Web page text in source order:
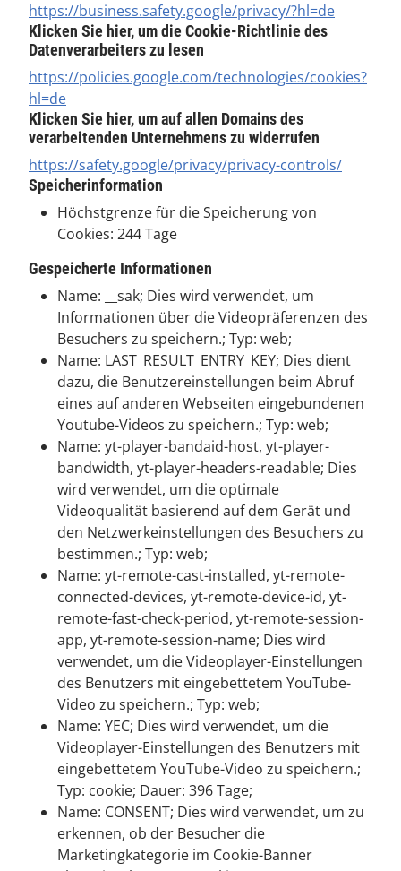
https://business.safety.google/privacy/?hl=de
Klicken Sie hier, um die Cookie-Richtlinie des
Datenverarbeiters zu lesen
https://policies.google.com/technologies/cookies?
hl=de
Klicken Sie hier, um auf allen Domains des
verarbeitenden Unternehmens zu widerrufen
https://safety.google/privacy/privacy-controls/
Speicherinformation
Höchstgrenze für die Speicherung von
Cookies: 244 Tage
Gespeicherte Informationen
Name: __sak; Dies wird verwendet, um
Informationen über die Videopräferenzen des
Besuchers zu speichern.; Typ: web;
Name: LAST_RESULT_ENTRY_KEY; Dies dient
dazu, die Benutzereinstellungen beim Abruf
eines auf anderen Webseiten eingebundenen
Youtube-Videos zu speichern.; Typ: web;
Name: yt-player-bandaid-host, yt-player-
bandwidth, yt-player-headers-readable; Dies
wird verwendet, um die optimale
Videoqualität basierend auf dem Gerät und
den Netzwerkeinstellungen des Besuchers zu
bestimmen.; Typ: web;
Name: yt-remote-cast-installed, yt-remote-
connected-devices, yt-remote-device-id, yt-
remote-fast-check-period, yt-remote-session-
app, yt-remote-session-name; Dies wird
verwendet, um die Videoplayer-Einstellungen
des Benutzers mit eingebettetem YouTube-
Video zu speichern.; Typ: web;
Name: YEC; Dies wird verwendet, um die
Videoplayer-Einstellungen des Benutzers mit
eingebettetem YouTube-Video zu speichern.;
Typ: cookie; Dauer: 396 Tage;
Name: CONSENT; Dies wird verwendet, um zu
erkennen, ob der Besucher die
Marketingkategorie im Cookie-Banner